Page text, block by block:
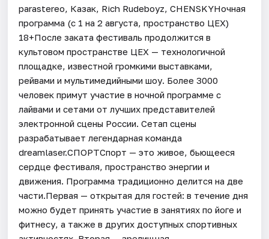
parastereo, Казак, Rich Rudeboyz, CHENSKYНочная
программа (с 1 на 2 августа, пространство ЦЕХ)
18+После заката фестиваль продолжится в
культовом пространстве ЦЕХ — технологичной
площадке, известной громкими выставками,
рейвами и мультимедийными шоу. Более 3000
человек примут участие в ночной программе с
лайвами и сетами от лучших представителей
электронной сцены России. Сетап сцены
разрабатывает легендарная команда
dreamlaser.СПОРТСпорт — это живое, бьющееся
сердце фестиваля, пространство энергии и
движения. Программа традиционно делится на две
части.Первая — открытая для гостей: в течение дня
можно будет принять участие в занятиях по йоге и
фитнесу, а также в других доступных спортивных